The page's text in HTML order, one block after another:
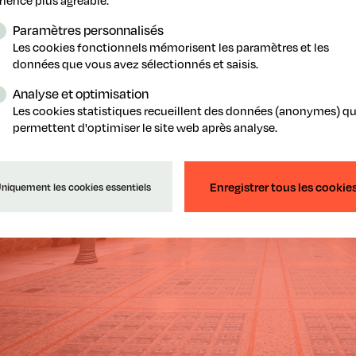
Paramètres personnalisés
Les cookies fonctionnels mémorisent les paramètres et les
données que vous avez sélectionnés et saisis.
Analyse et optimisation
Les cookies statistiques recueillent des données (anonymes)
permettent d'optimiser le site web après analyse.
les cookies essentiels Enregistrer tous les